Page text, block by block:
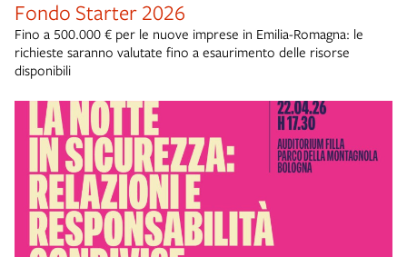
Fondo Starter 2026
Fino a 500.000 € per le nuove imprese in Emilia-Romagna: le
richieste saranno valutate fino a esaurimento delle risorse
disponibili